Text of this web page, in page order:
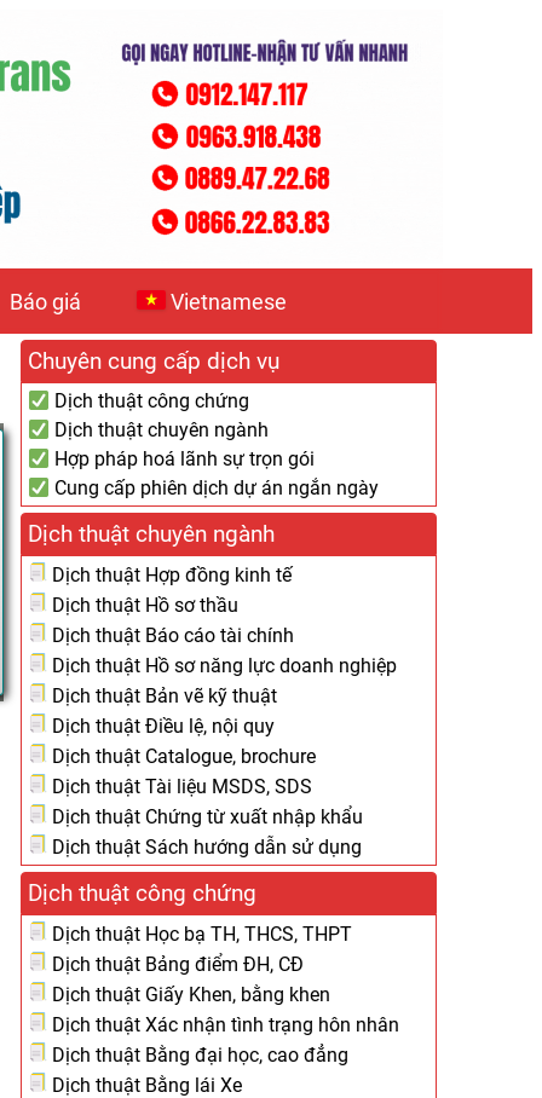
Báo giá Vietnamese
Chuyên cung cấp dịch vụ
Dịch thuật công chứng
Dịch thuật chuyên ngành
Hợp pháp hoá lãnh sự trọn gói
Cung cấp phiên dịch dự án ngắn ngày
Dịch thuật chuyên ngành
Dịch thuật Hợp đồng kinh tế
Dịch thuật Hồ sơ thầu
Dịch thuật Báo cáo tài chính
Dịch thuật Hồ sơ năng lực doanh nghiệp
Dịch thuật Bản vẽ kỹ thuật
Dịch thuật Điều lệ, nội quy
Dịch thuật Catalogue, brochure
Dịch thuật Tài liệu MSDS, SDS
Dịch thuật Chứng từ xuất nhập khẩu
Dịch thuật Sách hướng dẫn sử dụng
Dịch thuật công chứng
Dịch thuật Học bạ TH, THCS, THPT
Dịch thuật Bảng điểm ĐH, CĐ
Dịch thuật Giấy Khen, bằng khen
Dịch thuật Xác nhận tình trạng hôn nhân
Dịch thuật Bằng đại học, cao đẳng
Dịch thuật Bằng lái Xe